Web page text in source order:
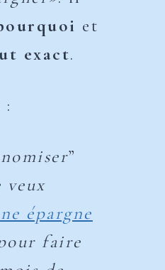
et
exact.
:
”
veux
épargne
faire